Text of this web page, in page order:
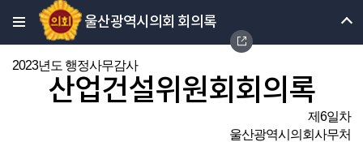
울산광역시의회 회의록
2023년도 행정사무감사
산업건설위원회회의록
제6일차
울산광역시의회사무처